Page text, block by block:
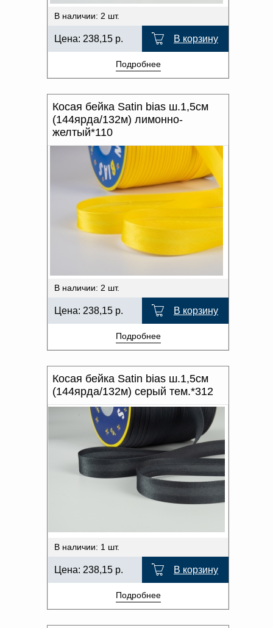
В наличии: 2 шт.
Цена: 238,15 р. В корзину
Подробнее
Косая бейка Satin bias ш.1,5см
(144ярда/132м) лимонно-
желтый*110
В наличии: 2 шт.
Цена: 238,15 р. В корзину
Подробнее
Косая бейка Satin bias ш.1,5см
(144ярда/132м) серый тем.*312
В наличии: 1 шт.
Цена: 238,15 р. В корзину
Подробнее